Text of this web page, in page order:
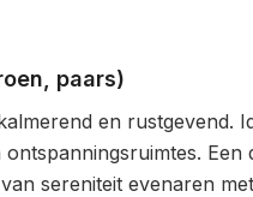
paars)
en rustgevend.
Een
sereniteit evenaren